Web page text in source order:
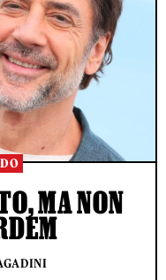
MA NON